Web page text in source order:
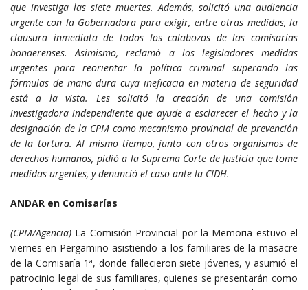
que investiga las siete muertes. Además, solicitó una audiencia
urgente con la Gobernadora para exigir, entre otras medidas, la
clausura inmediata de todos los calabozos de las comisarías
bonaerenses. Asimismo, reclamó a los legisladores medidas
urgentes para reorientar la política criminal superando las
fórmulas de mano dura cuya ineficacia en materia de seguridad
está a la vista. Les solicitó la creación de una comisión
investigadora independiente que ayude a esclarecer el hecho y la
designación de la CPM como mecanismo provincial de prevención
de la tortura. Al mismo tiempo, junto con otros organismos de
derechos humanos, pidió a la Suprema Corte de Justicia que tome
medidas urgentes, y denunció el caso ante la CIDH.
ANDAR en Comisarías
(CPM/Agencia) La Comisión Provincial por la Memoria estuvo el
viernes en Pergamino asistiendo a los familiares de la masacre
de la Comisaría 1ª, donde fallecieron siete jóvenes, y asumió el
patrocinio legal de sus familiares, quienes se presentarán como